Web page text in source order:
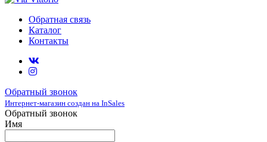
Обратная связь
Каталог
Контакты
Обратный звонок
Интернет-магазин создан на InSales
Обратный звонок
Имя